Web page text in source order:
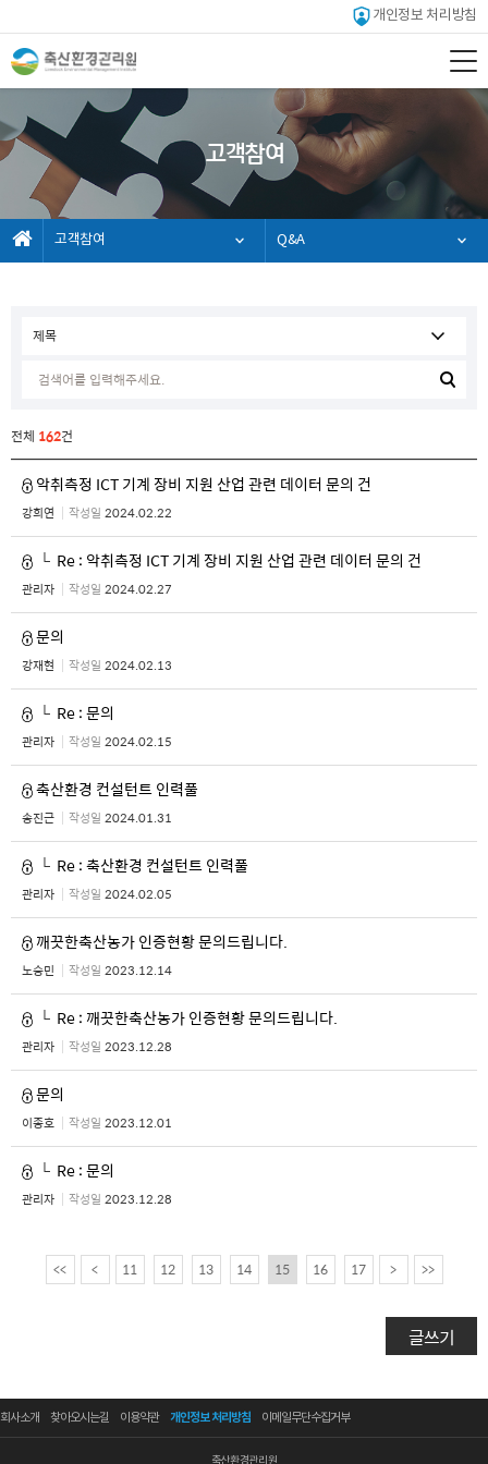
개인정보 처리방침
고객참여
고객참여 Q&A
전체 162건
악취측정 ICT 기계 장비 지원 산업 관련 데이터 문의 건
강희연 작성일 2024.02.22
└ Re : 악취측정 ICT 기계 장비 지원 산업 관련 데이터 문의 건
관리자 작성일 2024.02.27
문의
강재현 작성일 2024.02.13
└ Re : 문의
관리자 작성일 2024.02.15
축산환경 컨설턴트 인력풀
송진근 작성일 2024.01.31
└ Re : 축산환경 컨설턴트 인력풀
관리자 작성일 2024.02.05
깨끗한축산농가 인증현황 문의드립니다.
노승민 작성일 2023.12.14
└ Re : 깨끗한축산농가 인증현황 문의드립니다.
관리자 작성일 2023.12.28
문의
이종호 작성일 2023.12.01
└ Re : 문의
관리자 작성일 2023.12.28
<< < 11 12 13 14 15 16 17 > >>
글쓰기
회사소개 찾아오시는길 이용약관 개인정보 처리방침 이메일무단수집거부
축산환경관리원